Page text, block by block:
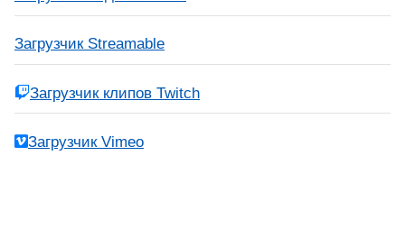
Загрузчик Streamable
Загрузчик клипов Twitch
Загрузчик Vimeo